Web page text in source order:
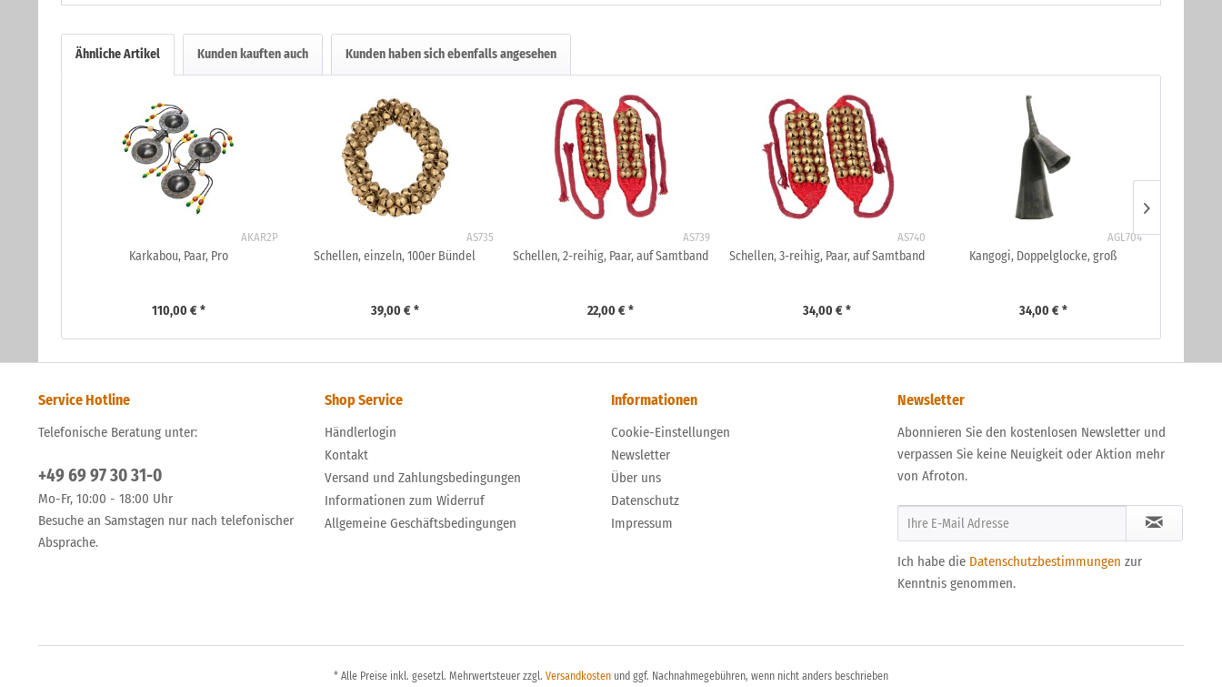
Ähnliche Artikel Kunden kauften auch Kunden haben sich ebenfalls angesehen
AKAR2P
Karkabou, Paar, Pro
110,00 € *
AS735
Schellen, einzeln, 100er Bündel
39,00 € *
AS739
Schellen, 2-reihig, Paar, auf Samtband
22,00 € *
AS740
Schellen, 3-reihig, Paar, auf Samtband
34,00 € *
AGL704
Kangogi, Doppelglocke, groß
34,00 € *
Service Hotline
Telefonische Beratung unter:
+49 69 97 30 31-0
Mo-Fr, 10:00 - 18:00 Uhr
Besuche an Samstagen nur nach telefonischer
Absprache.
Shop Service
Händlerlogin
Kontakt
Versand und Zahlungsbedingungen
Informationen zum Widerruf
Allgemeine Geschäftsbedingungen
Informationen
Cookie-Einstellungen
Newsletter
Über uns
Datenschutz
Impressum
Newsletter
Abonnieren Sie den kostenlosen Newsletter und
verpassen Sie keine Neuigkeit oder Aktion mehr
von Afroton.
Ich habe die Datenschutzbestimmungen zur
Kenntnis genommen.
* Alle Preise inkl. gesetzl. Mehrwertsteuer zzgl. Versandkosten und ggf. Nachnahmegebühren, wenn nicht anders beschrieben